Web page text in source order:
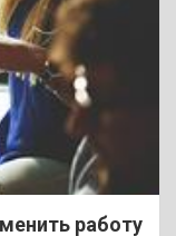
работу